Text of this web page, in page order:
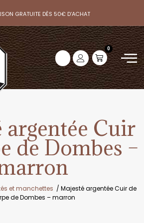
GRATUITE DÈS 50€ D’ACHAT
0
argentée Cuir
de Dombes –
et manchettes / Majesté argentée Cuir de
de Dombes – marron